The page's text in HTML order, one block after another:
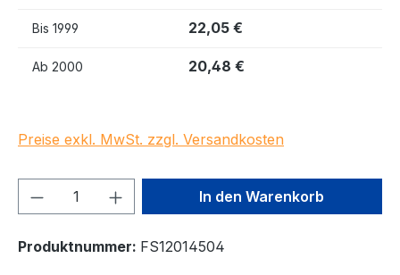
Bis 1999 22,05 €
Ab 2000 20,48 €
Preise exkl. MwSt. zzgl. Versandkosten
Produkt Anzahl: Gib denIn den Warenkorb
Produktnummer: FS12014504